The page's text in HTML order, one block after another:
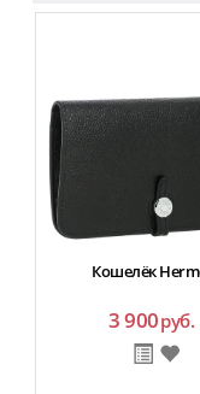
Кошелёк
3 900руб.